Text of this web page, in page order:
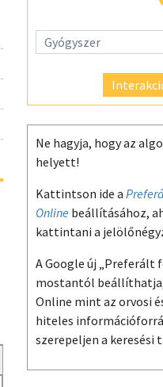
Ne hagyja, hogy az
helyett!
Kattintson ide a
Online beállításához,
kattintani a
A Google új „Preferált
mostantól beállíthatja,
Online mint az orvosi
hiteles
szerepeljen a